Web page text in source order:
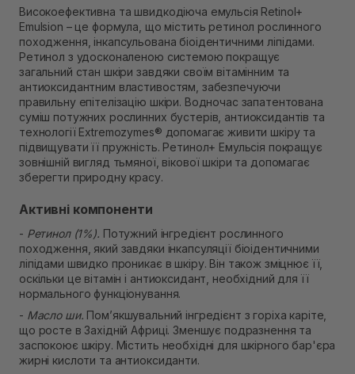
Самовивіз м. Рівне, вул. 16-го Липня, 15
Немає в наявності!
Самовивіз м. Рівне, вул. Кулика і Гудачека 23 (ТЦ
Екватор)
Немає в наявності!
Високоефективна та швидкодіюча емульсія Retinol+
Emulsion – це формула, що містить ретинол рослинного
походження, інкапсульована біоідентичними ліпідами.
Ретинол з удосконаленою системою покращує
загальний стан шкіри завдяки своїм вітамінним та
антиоксидантним властивостям, забезпечуючи
правильну епітелізацію шкіри. Водночас запатентована
суміш потужних рослинних бустерів, антиоксидантів та
технології Extremozymes® допомагає живити шкіру та
підвищувати її пружність. Ретинол+ Емульсія покращує
зовнішній вигляд тьмяної, вікової шкіри та допомагає
зберегти природну красу.
Активні компоненти
- Ретинол (1%). Потужний інгредієнт рослинного
походження, який завдяки інкапсуляції біоідентичними
ліпідами швидко проникає в шкіру. Він також зміцнює її,
оскільки це вітамін і антиоксидант, необхідний для її
нормального функціонування.
- Масло ши. Пом’якшувальний інгредієнт з горіха каріте,
що росте в Західній Африці. Зменшує подразнення та
заспокоює шкіру. Містить необхідні для шкірного бар'єра
жирні кислоти та антиоксиданти.